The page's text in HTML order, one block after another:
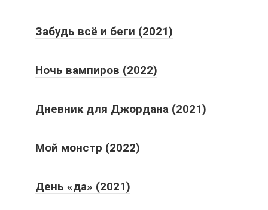
Забудь всё и беги (2021)
Ночь вампиров (2022)
Дневник для Джордана (2021)
Мой монстр (2022)
День «да» (2021)